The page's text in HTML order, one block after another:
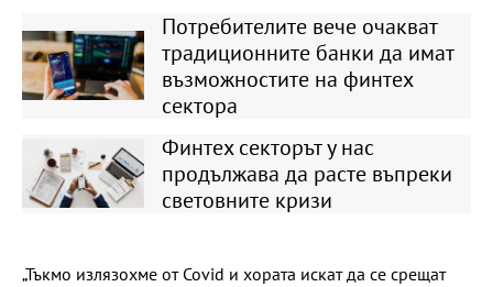
Потребителите вече очакват
традиционните банки да имат
възможностите на финтех
сектора
Финтех секторът у нас
продължава да расте въпреки
световните кризи
„Тъкмо излязохме от Covid и хората искат да се срещат